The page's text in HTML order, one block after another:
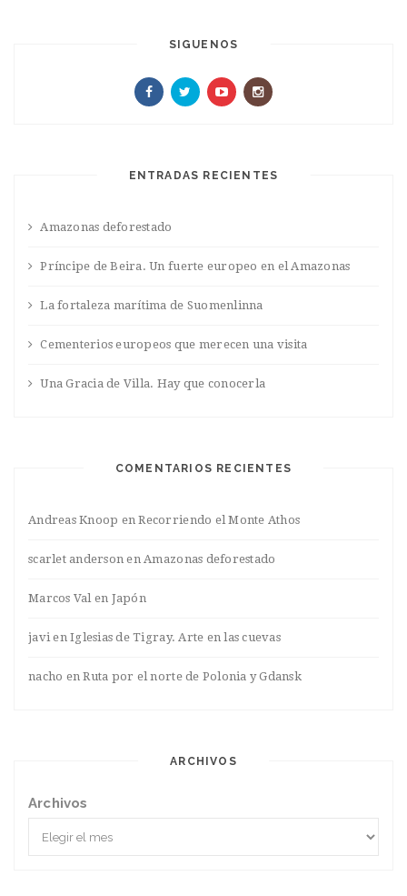
SIGUENOS
ENTRADAS RECIENTES
Amazonas deforestado
Príncipe de Beira. Un fuerte europeo en el Amazonas
La fortaleza marítima de Suomenlinna
Cementerios europeos que merecen una visita
Una Gracia de Villa. Hay que conocerla
COMENTARIOS RECIENTES
Andreas Knoop enRecorriendo el Monte Athos
scarlet anderson enAmazonas deforestado
Marcos Valen Japón
javienIglesias de Tigray. Arte en las cuevas
nacho enRuta por el norte de Polonia y Gdansk
ARCHIVOS
Archivos